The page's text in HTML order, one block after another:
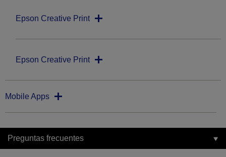
Epson Creative Print
Epson Creative Print
Mobile Apps
Preguntas frecuentes